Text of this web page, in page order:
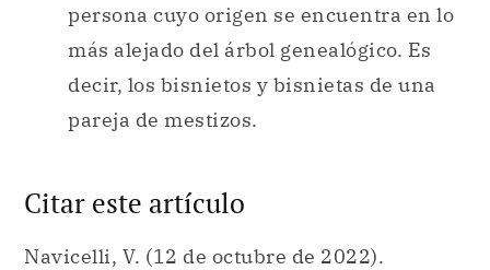
persona cuyo origen se encuentra en lo
más alejado del árbol genealógico. Es
decir, los bisnietos y bisnietas de una
pareja de mestizos.
Citar este artículo
Navicelli, V. (12 de octubre de 2022).